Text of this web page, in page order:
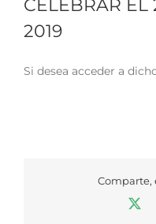
CELEBRAR EL
2019
Si desea acceder a
Comparte,